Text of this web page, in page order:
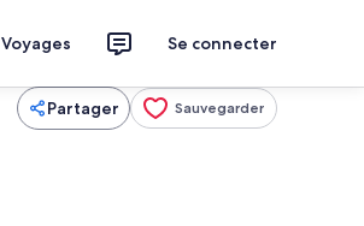
Voyages Se connecter
Partager Sauvegarder